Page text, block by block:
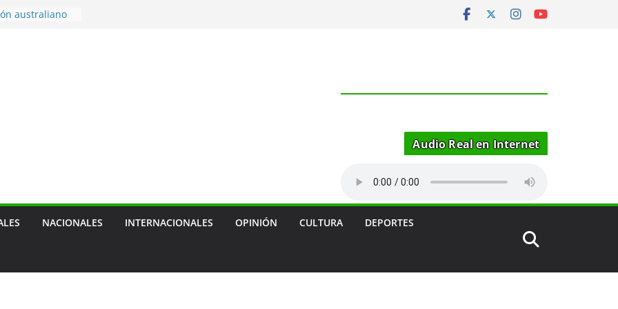
australiano
combustible
por
localidad
por medallas
Domingo
amenaza
Audio Real en Internet
NACIONALES INTERNACIONALES OPINIÓN CULTURA DEPORTES